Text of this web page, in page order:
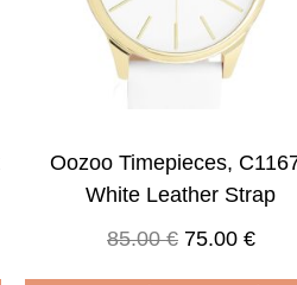
Oozoo Timepieces,
White Leather Strap
85.00€ 75.00 €